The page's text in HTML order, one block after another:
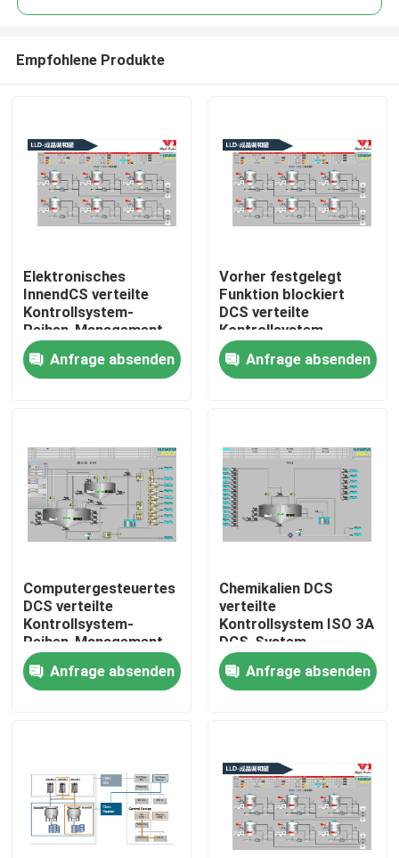
Haus
Videos
Über uns
Qualitätskontrolle
Treten Sie mit uns in Verbindung
Fälle
Fordern Sie ein Zitat
Empfohlene Produkte
Elektronisches
InnendCS verteilte
Kontrollsystem-
Reihen-Management
Anfrage absenden
Vorher festgelegt
Funktion blockiert
DCS verteilte
Kontrollsystem-
Reihen-Management
Anfrage absenden
Computergesteuertes
DCS verteilte
Kontrollsystem-
Reihen-Management
DCS PLC-Systeme
Anfrage absenden
Chemikalien DCS
verteilte
Kontrollsystem ISO 3A
DCS-System
Anfrage absenden